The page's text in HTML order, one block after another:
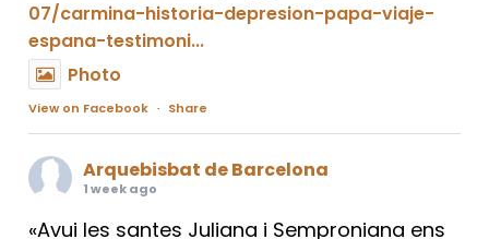
07/carmina-historia-depresion-papa-viaje-
espana-testimoni...
Photo
View on Facebook · Share
Arquebisbat de Barcelona
1 week ago
«Avui les santes Juliana i Semproniana ens